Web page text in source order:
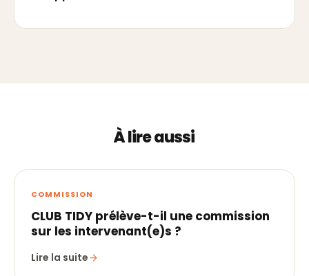
À lire aussi
COMMISSION
CLUB TIDY prélève-t-il une commission
sur les intervenant(e)s ?
Lire la suite